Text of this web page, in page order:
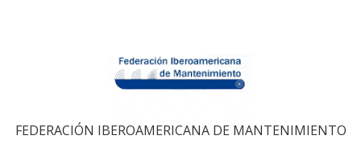
FEDERACIÓN IBEROAMERICANA DE MANTENIMIENTO